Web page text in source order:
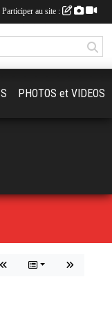
PHOTOS et VIDEOS
Participer au site :